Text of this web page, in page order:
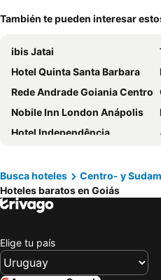
También te pueden interesar
ibis Jatai
Hotel Quinta Santa Barbara
Rede Andrade Goiania Centro
Nobile Inn London Anápolis
Hotel Independência
Goiania Palace Hotel
Img Hotel Rio Quente
Hotel Bons Tempos
Busca hoteles Centro- y
Hoteles baratos en Goiás
Elige tu país